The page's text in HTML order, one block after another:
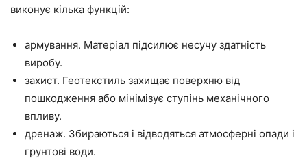
виконує кілька функцій:
армування. Матеріал підсилює несучу здатність
виробу.
захист. Геотекстиль захищає поверхню від
пошкодження або мінімізує ступінь механічного
впливу.
дренаж. Збираються і відводяться атмосферні опади і
грунтові води.